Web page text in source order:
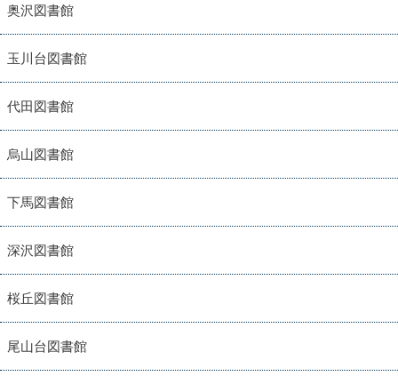
奥沢図書館
玉川台図書館
代田図書館
烏山図書館
下馬図書館
深沢図書館
桜丘図書館
尾山台図書館